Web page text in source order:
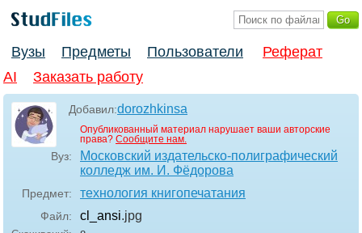
Вузы Предметы Пользователи
Реферат
AI
Заказать работу
Добавил:dorozhkinsa
Опубликованный материал нарушает ваши авторские
права? Сообщите нам.
Вуз:
Московский издательско-полиграфический
колледж им. И. Фёдорова
Предмет: технология книгопечатания
Файл: cl_ansi.jpg